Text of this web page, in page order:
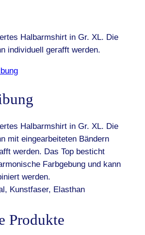
Halbarmshirt in Gr. XL. Die
individuell gerafft werden.
Halbarmshirt in Gr. XL. Die
mit eingearbeiteten Bändern
werden. Das Top besticht
Farbgebung und kann
werden.
Kunstfaser, Elasthan
Produkte